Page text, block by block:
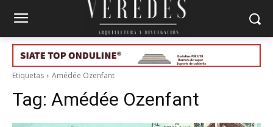
Etiquetas Amédée Ozenfant
Tag: Amédée Ozenfant